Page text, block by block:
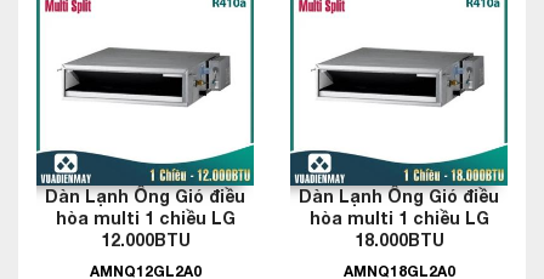
Dàn Lạnh Ống Gió điều
hòa multi 1 chiều LG
12.000BTU
AMNQ12GL2A0
Dàn Lạnh Ống Gió điều
hòa multi 1 chiều LG
18.000BTU
AMNQ18GL2A0